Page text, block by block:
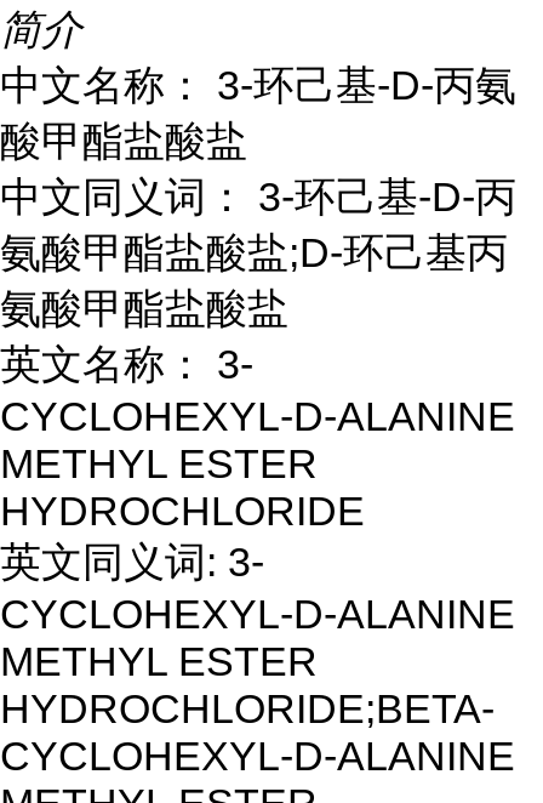
简介
中文名称： 3-环己基-D-丙氨
酸甲酯盐酸盐
中文同义词： 3-环己基-D-丙
氨酸甲酯盐酸盐;D-环己基丙
氨酸甲酯盐酸盐
英文名称： 3-
CYCLOHEXYL-D-ALANINE
METHYL ESTER
HYDROCHLORIDE
英文同义词: 3-
CYCLOHEXYL-D-ALANINE
METHYL ESTER
HYDROCHLORIDE;BETA-
CYCLOHEXYL-D-ALANINE